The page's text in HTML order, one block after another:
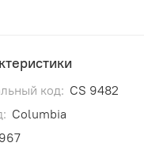
код: CS 9482
Columbia